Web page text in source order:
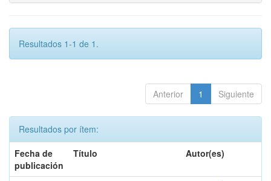
Resultados 1-1 de 1.
Anterior 1 Siguiente
Resultados por ítem:
Fecha de
publicación
Título Autor(es)